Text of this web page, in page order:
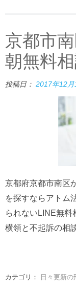
京都市
朝無料
投稿日： 2017年12月
京都府京都市南区
を探すならアトム
られないLINE無
横領と不起訴の相
カテゴリ： 日々更新の